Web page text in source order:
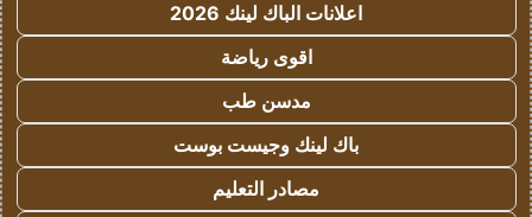
اعلانات الباك لينك 2026
اقوى رياضة
مدسن طب
باك لينك وجيست بوست
مصادر التعليم